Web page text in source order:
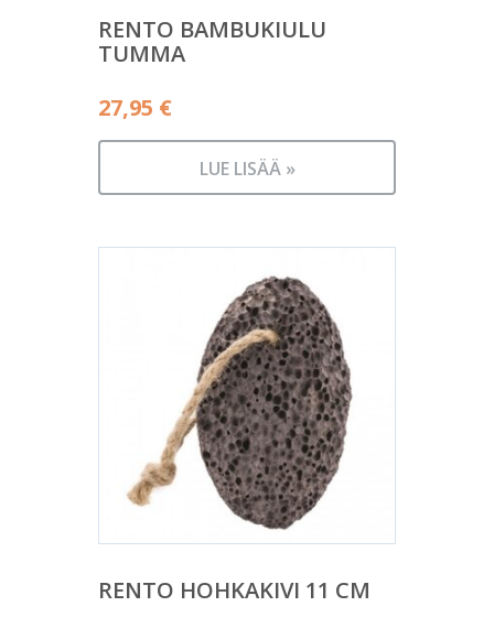
RENTO BAMBUKIULU
TUMMA
27,95 €
LUE LISÄÄ »
RENTO HOHKAKIVI 11 CM